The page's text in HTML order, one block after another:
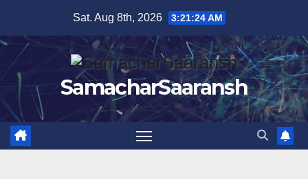
content
Sat. Aug 8th, 2026 3:21:25 AM
SamacharSaaransh